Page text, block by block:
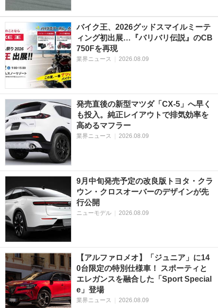
バイク王、2026グッドスマイルミーテ
ィング初出展…『バリバリ伝説』のCB
750Fを再現
業界ニュース | 2026.08.09
発売直後の新型マツダ「CX-5」へ早く
も投入。純正レイアウトで排気効率を
高めるマフラー
業界ニュース | 2026.08.09
9月中旬発売予定の改良版トヨタ・クラ
ウン・クロスオーバーのデザインが先
行公開
ニューモデル | 2026.08.09
【アルファロメオ】「ジュニア」に14
0台限定の特別仕様車！ スポーティと
エレガンスを融合した「Sport Special
e」登場
業界ニュース 2026.08.09